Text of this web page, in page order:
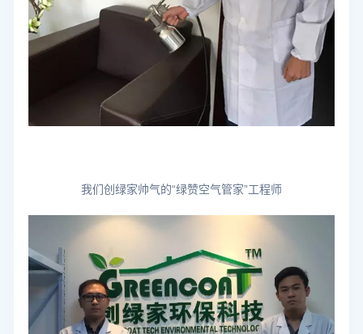
我们创绿家帅气的“绿赞空气管家”工程师